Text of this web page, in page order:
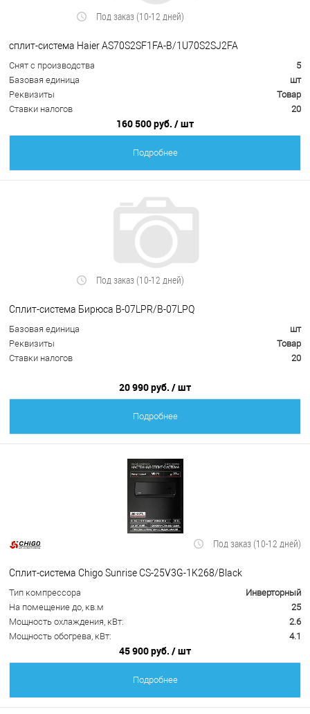
Под заказ (10-12 дней)
сплит-система Haier AS70S2SF1FA-B/1U70S2SJ2FA
Снят с производства
5
Базовая единица
шт
Реквизиты
Товар
Ставки налогов
20
160 500 руб. / шт
Подробнее
Под заказ (10-12 дней)
Сплит-система Бирюса B-07LPR/B-07LPQ
Базовая единица
шт
Реквизиты
Товар
Ставки налогов
20
20 990 руб. / шт
Подробнее
Под заказ (10-12 дней)
Сплит-система Chigo Sunrise CS-25V3G-1K268/Black
Тип компрессора
Инверторный
На помещение до, кв.м
25
Мощность охлаждения, кВт:
2.6
Мощность обогрева, кВт:
4.1
45 900 руб. / шт
Подробнее